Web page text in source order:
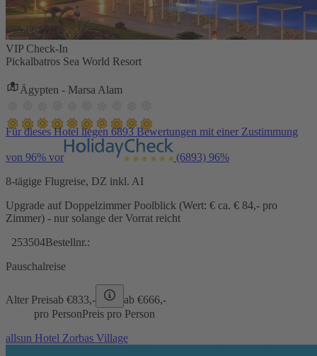
VIP Check-In
Pickalbatros Sea World Resort
Ägypten - Marsa Alam
Für dieses Hotel liegen 6893 Bewertungen mit einer Zustimmung
von 96% vor (6893) 96%
8-tägige Flugreise, DZ inkl. AI
Upgrade auf Doppelzimmer Poolblick (Wert: € ca. € 84,- pro
Zimmer) - nur solange der Vorrat reicht
253504Bestellnr.:
Pauschalreise
Alter Preisab €833,- ab €666,-
pro PersonPreis pro Person
allsun Hotel Zorbas Village